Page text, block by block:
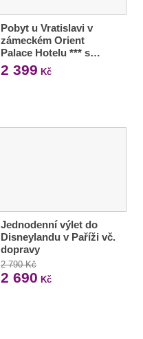
Pobyt u Vratislavi v
zámeckém Orient
Palace Hotelu *** s…
2 399 Kč
Jednodenní výlet do
Disneylandu v Paříži vč.
dopravy
2 790 Kč
2 690 Kč